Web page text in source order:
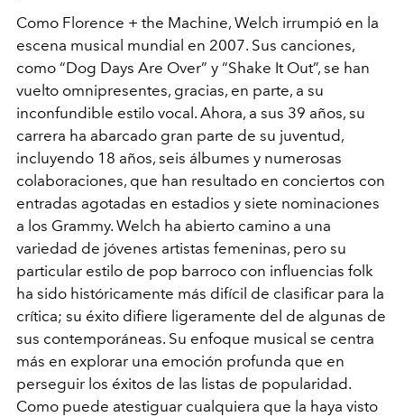
Como Florence + the Machine, Welch irrumpió en la
escena musical mundial en 2007. Sus canciones,
como “Dog Days Are Over” y “Shake It Out”, se han
vuelto omnipresentes, gracias, en parte, a su
inconfundible estilo vocal. Ahora, a sus 39 años, su
carrera ha abarcado gran parte de su juventud,
incluyendo 18 años, seis álbumes y numerosas
colaboraciones, que han resultado en conciertos con
entradas agotadas en estadios y siete nominaciones
a los Grammy. Welch ha abierto camino a una
variedad de jóvenes artistas femeninas, pero su
particular estilo de pop barroco con influencias folk
ha sido históricamente más difícil de clasificar para la
crítica; su éxito difiere ligeramente del de algunas de
sus contemporáneas. Su enfoque musical se centra
más en explorar una emoción profunda que en
perseguir los éxitos de las listas de popularidad.
Como puede atestiguar cualquiera que la haya visto